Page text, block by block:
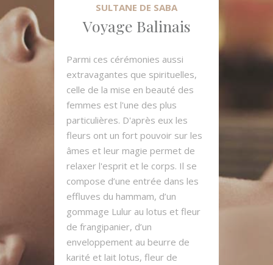
SULTANE DE SABA
Voyage Balinais
Parmi ces cérémonies aussi
extravagantes que spirituelles,
celle de la mise en beauté des
femmes est l'une des plus
particulières. D'après eux les
fleurs ont un fort pouvoir sur les
âmes et leur magie permet de
relaxer l'esprit et le corps. Il se
compose d’une entrée dans les
effluves du hammam, d’un
gommage Lulur au lotus et fleur
de frangipanier, d’un
enveloppement au beurre de
karité et lait lotus, fleur de